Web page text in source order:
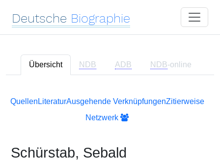
Deutsche Biographie
Übersicht NDB ADB NDB-online
Quellen LiteraturAusgehende VerknüpfungenZitierweise
Netzwerk
Schürstab, Sebald